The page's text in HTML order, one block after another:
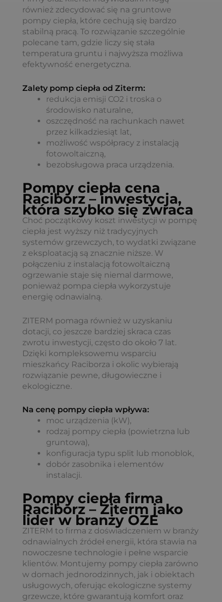
również zdecydować się na gruntowe
pompy ciepła, które cechują się bardzo
stabilną pracą. To rozwiązanie szczególnie
polecane tam, gdzie liczy się stała
temperatura gruntu i najwyższa możliwa
efektywność energetyczna.
Zalety pomp ciepła od Ziterm:
redukcja emisji CO2 i troska o
środowisko naturalne,
oszczędność na rachunkach nawet
przez kilkadziesiąt lat,
możliwość współpracy z instalacją
fotowoltaiczną,
bezobsługowa praca urządzenia.
Pompy ciepła cena
Racibórz – inwestycja,
która szybko się zwraca
Choć początkowy koszt inwestycji w pompę
ciepła jest wyższy niż tradycyjnych
systemów grzewczych, to wydatki związane
z eksploatacją są znacznie niższe. W
połączeniu z instalacją fotowoltaiczną
ogrzewanie staje się niemal darmowe,
ponieważ pompa ciepła wykorzystuje
energię odnawialną.
ZITERM pomaga również w uzyskaniu
dotacji, co jeszcze bardziej skraca czas
zwrotu inwestycji, często do około 7 lat.
Dzięki kompleksowemu wsparciu
mieszkańcy Raciborza i okolic wybierają
rozwiązanie pewne, długowieczne i
ekologiczne.
Na cenę pompy ciepła wpływa:
moc urządzenia (kW),
rodzaj pompy ciepła (powietrzna lub
gruntowa),
konfiguracja typu split lub monoblok,
dobór zasobnika i elementów
instalacji.
Pompy ciepła firma
Racibórz – Ziterm jako
lider w branży OZE
ZITERM to firma z doświadczeniem w branży
odnawialnych źródeł energii, która stawia na
nowoczesne technologie i pełne wsparcie
klientów. Montujemy pompy ciepła zarówno
w domach jednorodzinnych, jak i obiektach
usługowych, oferując ekologiczne systemy
grzewcze, które gwarantują komfort oraz